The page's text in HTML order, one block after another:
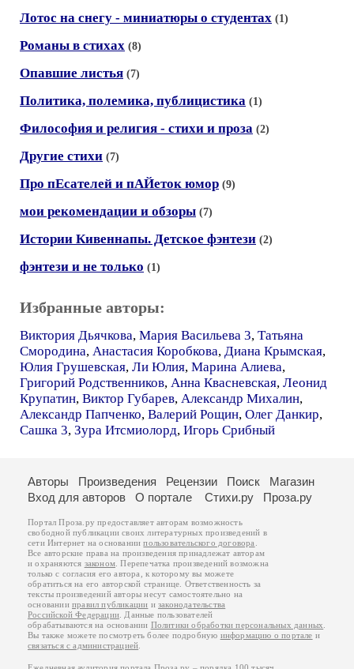
Лотос на снегу - миниатюры о студентах (1)
Романы в стихах (8)
Опавшие листья (7)
Политика, полемика, публицистика (1)
Философия и религия - стихи и проза (2)
Другие стихи (7)
Про пЕсателей и пАЙеток юмор (9)
мои рекомендации и обзоры (7)
Истории Кивеннапы. Детское фэнтези (2)
фэнтези и не только (1)
Избранные авторы:
Виктория Дьячкова, Мария Васильева 3, Татьяна
Смородина, Анастасия Коробкова, Диана Крымская,
Юлия Грушевская, Ли Юлия, Марина Алиева,
Григорий Родственников, Анна Квасневская, Леонид
Крупатин, Виктор Губарев, Александр Михалин,
Александр Папченко, Валерий Рощин, Олег Данкир,
Сашка 3, Зура Итсмиолорд, Игорь Срибный
Авторы Произведения Рецензии Поиск
Магазин
Вход для авторов
О портале Стихи.ру Проза.ру
Портал Проза.ру предоставляет авторам возможность
свободной публикации своих литературных произведений в
сети Интернет на основаниипользовательского договора
Все авторские права на произведения принадлежат авторам
и охраняются законом . Перепечатка произведений возможна
только с согласия его автора, к которому вы можете
обратиться на его авторской странице. Ответственность за
тексты произведений авторы несут самостоятельно на
основанииправил публикации изаконодательства
Российской Федерации . Данные пользователей
обрабатываются на основании Политики обработки персональных данных
Вы также можете посмотреть более подробную информацию о портале и
связаться с администрацией